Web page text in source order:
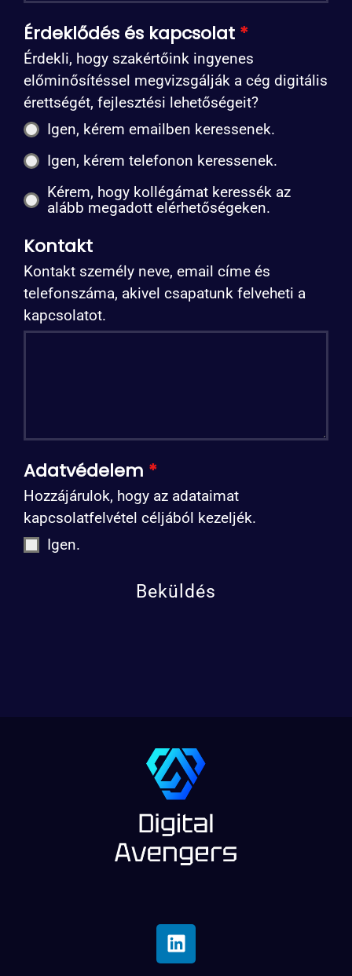
Érdeklődés és kapcsolat *
Érdekli, hogy szakértőink ingyenes
előminősítéssel megvizsgálják a cég digitális
érettségét, fejlesztési lehetőségeit?
Igen, kérem emailben keressenek.
Igen, kérem telefonon keressenek.
Kérem, hogy kollégámat keressék az
alább megadott elérhetőségeken.
Kontakt
Kontakt személy neve, email címe és
telefonszáma, akivel csapatunk felveheti a
kapcsolatot.
Adatvédelem *
Hozzájárulok, hogy az adataimat
kapcsolatfelvétel céljából kezeljék.
Igen.
Beküldés